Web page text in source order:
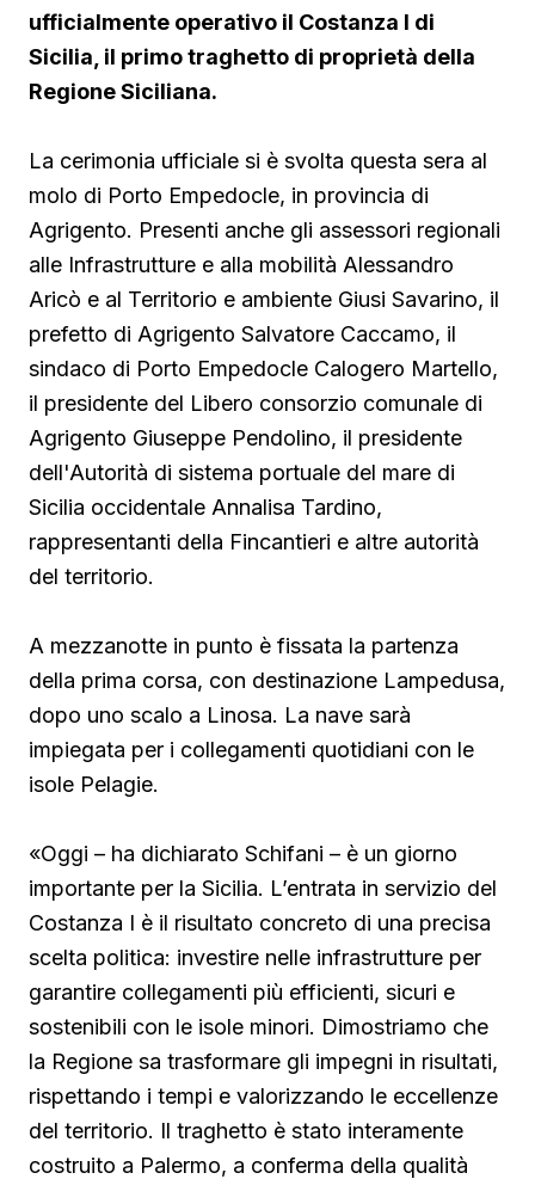
ufficialmente operativo il Costanza I di
Sicilia, il primo traghetto di proprietà della
Regione Siciliana.
La cerimonia ufficiale si è svolta questa sera al
molo di Porto Empedocle, in provincia di
Agrigento. Presenti anche gli assessori regionali
alle Infrastrutture e alla mobilità Alessandro
Aricò e al Territorio e ambiente Giusi Savarino, il
prefetto di Agrigento Salvatore Caccamo, il
sindaco di Porto Empedocle Calogero Martello,
il presidente del Libero consorzio comunale di
Agrigento Giuseppe Pendolino, il presidente
dell'Autorità di sistema portuale del mare di
Sicilia occidentale Annalisa Tardino,
rappresentanti della Fincantieri e altre autorità
del territorio.
A mezzanotte in punto è fissata la partenza
della prima corsa, con destinazione Lampedusa,
dopo uno scalo a Linosa. La nave sarà
impiegata per i collegamenti quotidiani con le
isole Pelagie.
«Oggi – ha dichiarato Schifani – è un giorno
importante per la Sicilia. L’entrata in servizio del
Costanza I è il risultato concreto di una precisa
scelta politica: investire nelle infrastrutture per
garantire collegamenti più efficienti, sicuri e
sostenibili con le isole minori. Dimostriamo che
la Regione sa trasformare gli impegni in risultati,
rispettando i tempi e valorizzando le eccellenze
del territorio. Il traghetto è stato interamente
costruito a Palermo, a conferma della qualità